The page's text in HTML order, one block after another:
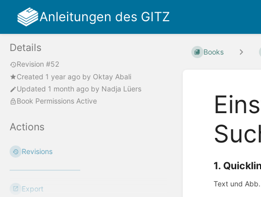
Anleitungen des GITZ
Details
Revision #52
Created 1 year ago by Oktay Abali
Updated 1 month ago by Nadja Lüers
Book Permissions Active
Actions
Revisions
Export
Books
1.
Text und